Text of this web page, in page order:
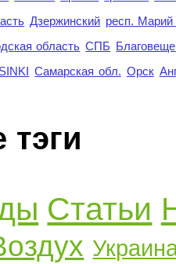
Дзержинский респ.
область СПБ
Самарская обл. Орск
Статьи